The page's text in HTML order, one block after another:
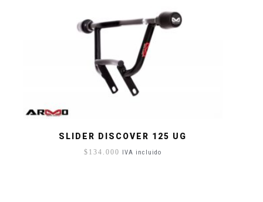
SLIDER DISCOVER 125 UG
$ 134.000 IVA incluido